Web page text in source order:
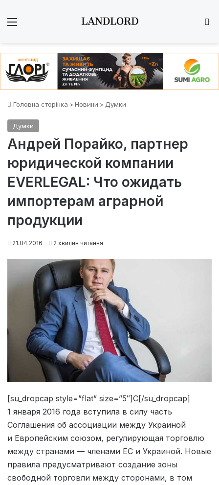
Головна сторінка > Новини > Думки
Думки
Андрей Порайко, партнер
юридической компании
EVERLEGAL: Что ожидать
импортерам аграрной
продукции
21.04.2016 2 хвилин читання
[su_dropcap style=”flat” size=”5″]С[/su_dropcap]
1 января 2016 года вступила в силу часть
Соглашения об ассоциации между Украиной
и Европейским союзом, регулирующая торговлю
между странами — членами ЕС и Украиной. Новые
правила предусматривают создание зоны
свободной торговли между сторонами, в том